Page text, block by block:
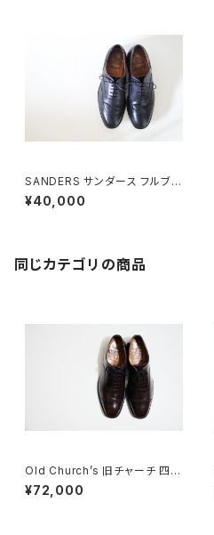
SANDERS サンダース フルブロ
ーグ UK9.5D
¥40,000
同じカテゴリの商品
Old Church’s 旧チャーチ 四都
市 BELMONTパンチドキャップ
トウ 85G
¥72,000